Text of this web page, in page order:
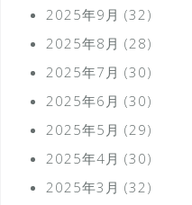
2025年9月 (32)
2025年8月 (28)
2025年7月 (30)
2025年6月 (30)
2025年5月 (29)
2025年4月 (30)
2025年3月 (32)